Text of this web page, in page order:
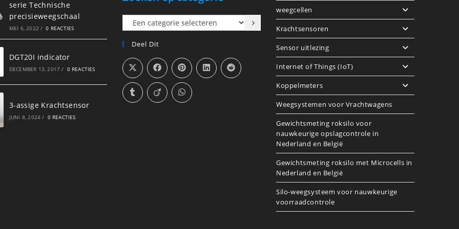
serie Technische
precisieweegschaal
MEI 6, 2022 / 0 REACTIES
DGT20I indicator
DECEMBER 13, 2017 / 0 REACTIES
3-assige Krachtsensor
JUNI 8, 2024 / 0 REACTIES
Een
categorie
selecteren
Deel Dit
weegcellen
Krachtsensoren
Sensor uitlezing
Internet of Things (IoT)
Koppelmeters
Weegsystemen voor Vrachtwagens
Gewichtsmeting roksilo voor
nauwkeurige opslagcontrole in
Nederland en België
Gewichtsmeting roksilo met Microcells in
Nederland en België
Silo-weegsysteem voor nauwkeurige
voorraadcontrole